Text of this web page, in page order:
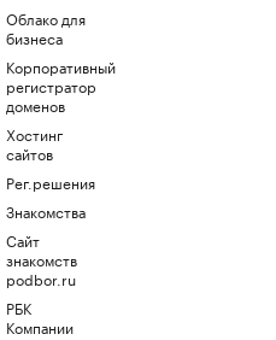
Облако для
бизнеса
Корпоративный
регистратор
доменов
Хостинг
сайтов
Рег.решения
Знакомства
Сайт
знакомств
podbor.ru
РБК
Компании